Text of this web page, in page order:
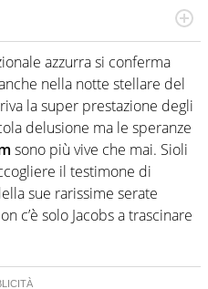
non hanno segreti: basket,
innata di trovare la notizia
azzurra si conferma
nella notte stellare del
la super prestazione degli
delusione ma le speranze
sono più vive che mai. Sioli
il testimone di
sue rarissime serate
c’è solo Jacobs a trascinare